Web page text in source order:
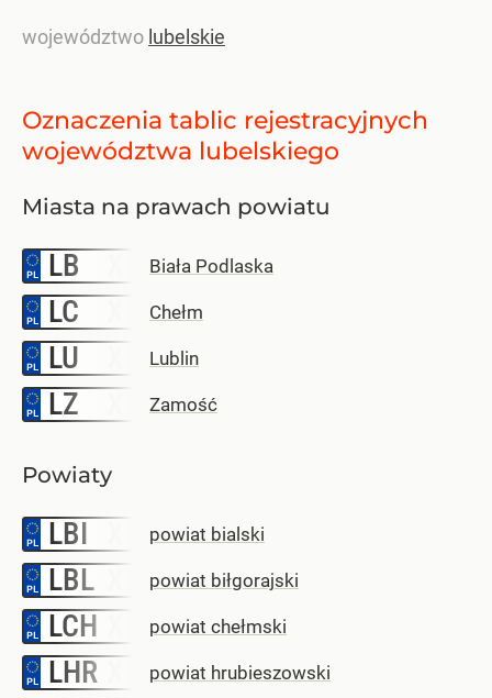
województwo lubelskie
Oznaczenia tablic rejestracyjnych
województwa lubelskiego
Miasta na prawach powiatu
LB Biała Podlaska
LC Chełm
LU Lublin
LZ Zamość
Powiaty
LBI powiat bialski
LBL powiat biłgorajski
LCH powiat chełmski
LHR powiat hrubieszowski